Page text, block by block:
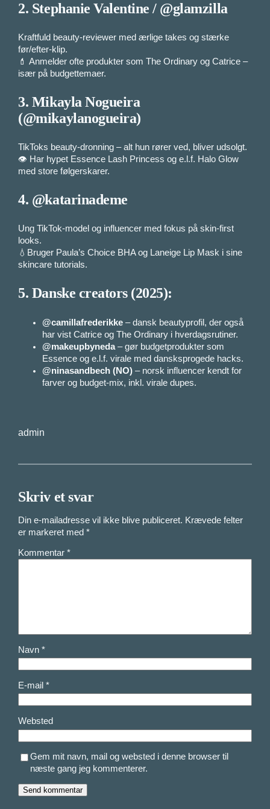
2. Stephanie Valentine / @glamzilla
Kraftfuld beauty-reviewer med ærlige takes og stærke
før/efter-klip.
💄 Anmelder ofte produkter som The Ordinary og Catrice –
især på budgettemaer.
3. Mikayla Nogueira
(@mikaylanogueira)
TikToks beauty-dronning – alt hun rører ved, bliver udsolgt.
👁️ Har hypet Essence Lash Princess og e.l.f. Halo Glow
med store følgerskarer.
4. @katarinademe
Ung TikTok-model og influencer med fokus på skin-first
looks.
💧Bruger Paula’s Choice BHA og Laneige Lip Mask i sine
skincare tutorials.
5. Danske creators (2025):
@camillafrederikke – dansk beautyprofil, der også
har vist Catrice og The Ordinary i hverdagsrutiner.
@makeupbyneda– gør budgetprodukter som
Essence og e.l.f. virale med dansksprogede hacks.
@ninasandbech (NO) – norsk influencer kendt for
farver og budget-mix, inkl. virale dupes.
admin
Skriv et svar
Din e-mailadresse vil ikke blive publiceret. Krævede felter
er markeret med*
Kommentar*
Navn*
E-mail*
Websted
Gem mit navn, mail og websted i denne browser til
næste gang jeg kommenterer.